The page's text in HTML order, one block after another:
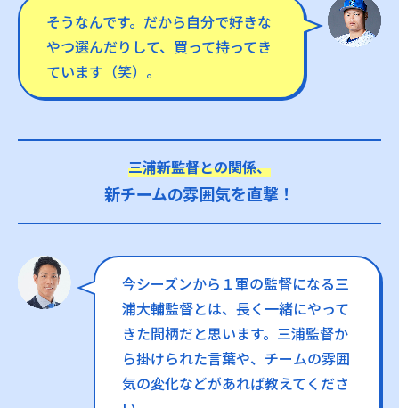
そうなんです。だから自分で好きな
やつ選んだりして、買って持ってき
ています（笑）。
三浦新監督との関係、
新チームの雰囲気を直撃！
今シーズンから１軍の監督になる三
浦大輔監督とは、長く一緒にやって
きた間柄だと思います。三浦監督か
ら掛けられた言葉や、チームの雰囲
気の変化などがあれば教えてくださ